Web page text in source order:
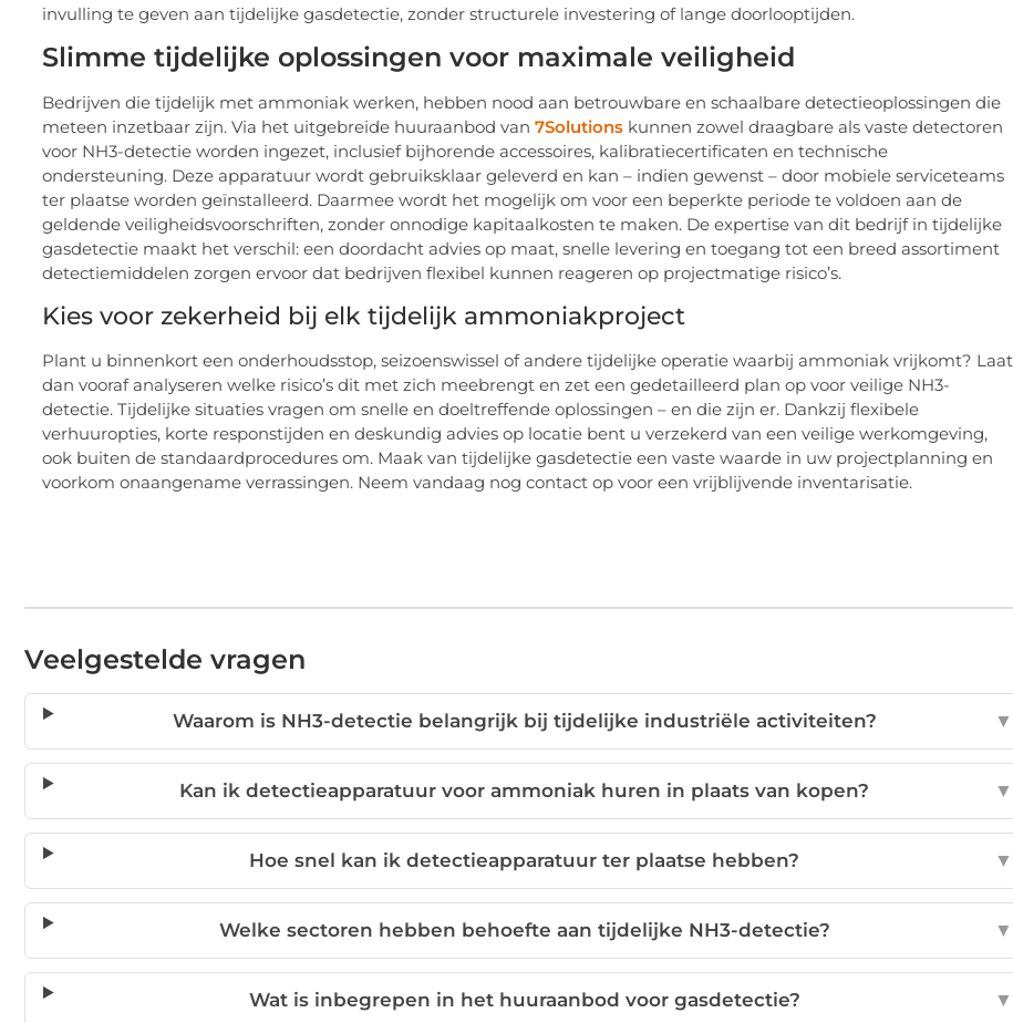
invulling te geven aan tijdelijke gasdetectie, zonder structurele investering of lange doorlooptijden.
Slimme tijdelijke oplossingen voor maximale veiligheid
Bedrijven die tijdelijk met ammoniak werken, hebben nood aan betrouwbare en schaalbare detectieoplossingen die
meteen inzetbaar zijn. Via het uitgebreide huuraanbod van 7Solutions kunnen zowel draagbare als vaste detectoren
voor NH3-detectie worden ingezet, inclusief bijhorende accessoires, kalibratiecertificaten en technische
ondersteuning. Deze apparatuur wordt gebruiksklaar geleverd en kan – indien gewenst – door mobiele serviceteams
ter plaatse worden geïnstalleerd. Daarmee wordt het mogelijk om voor een beperkte periode te voldoen aan de
geldende veiligheidsvoorschriften, zonder onnodige kapitaalkosten te maken. De expertise van dit bedrijf in tijdelijke
gasdetectie maakt het verschil: een doordacht advies op maat, snelle levering en toegang tot een breed assortiment
detectiemiddelen zorgen ervoor dat bedrijven flexibel kunnen reageren op projectmatige risico’s.
Kies voor zekerheid bij elk tijdelijk ammoniakproject
Plant u binnenkort een onderhoudsstop, seizoenswissel of andere tijdelijke operatie waarbij ammoniak vrijkomt? Laat
dan vooraf analyseren welke risico’s dit met zich meebrengt en zet een gedetailleerd plan op voor veilige NH3-
detectie. Tijdelijke situaties vragen om snelle en doeltreffende oplossingen – en die zijn er. Dankzij flexibele
verhuuropties, korte responstijden en deskundig advies op locatie bent u verzekerd van een veilige werkomgeving,
ook buiten de standaardprocedures om. Maak van tijdelijke gasdetectie een vaste waarde in uw projectplanning en
voorkom onaangename verrassingen. Neem vandaag nog contact op voor een vrijblijvende inventarisatie.
Veelgestelde vragen
Waarom is NH3-detectie belangrijk bij tijdelijke industriële activiteiten? ▼
Kan ik detectieapparatuur voor ammoniak huren in plaats van kopen? ▼
Hoe snel kan ik detectieapparatuur ter plaatse hebben? ▼
Welke sectoren hebben behoefte aan tijdelijke NH3-detectie? ▼
Wat is inbegrepen in het huuraanbod voor gasdetectie? ▼